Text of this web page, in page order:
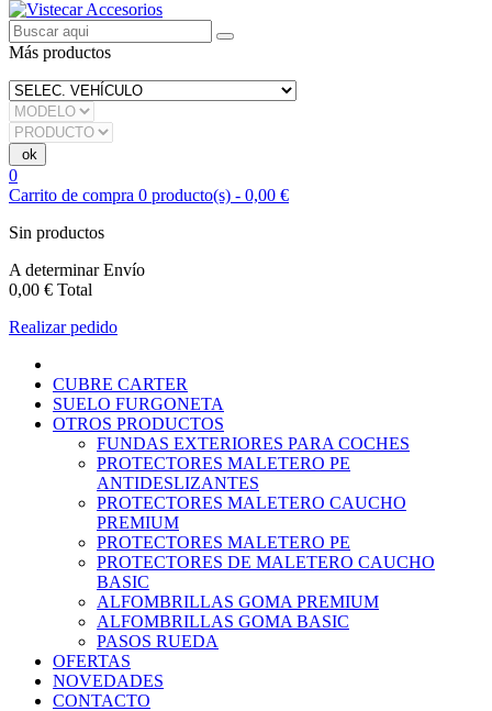
Más productos
0
Carrito de compra 0 producto(s) - 0,00 €
Sin productos
A determinarEnvío
0,00 € Total
Realizar pedido
CUBRE CARTER
SUELO FURGONETA
OTROS PRODUCTOS
FUNDAS EXTERIORES PARA COCHES
PROTECTORES MALETERO PE
ANTIDESLIZANTES
PROTECTORES MALETERO CAUCHO
PREMIUM
PROTECTORES MALETERO PE
PROTECTORES DE MALETERO CAUCHO
BASIC
ALFOMBRILLAS GOMA PREMIUM
ALFOMBRILLAS GOMA BASIC
PASOS RUEDA
OFERTAS
NOVEDADES
CONTACTO